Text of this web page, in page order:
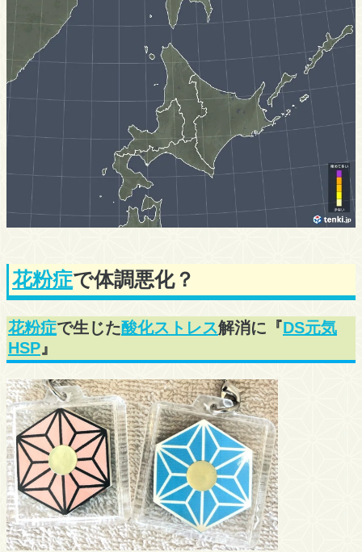
花粉症で体調悪化？
花粉症で生じた酸化ストレス解消に『DS元気
HSP』